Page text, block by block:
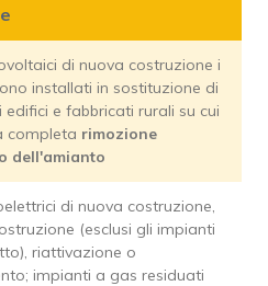
di nuova costruzione i
installati in sostituzione di
e fabbricati rurali su cui
completa rimozione
dell'amianto
di nuova costruzione,
(esclusi gli impianti
riattivazione o
impianti a gas residuati